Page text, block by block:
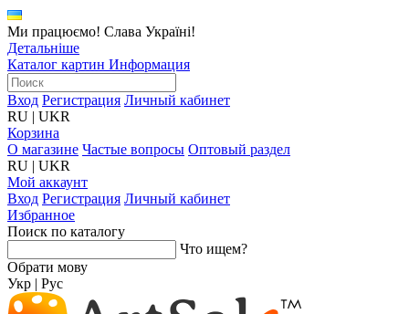
Ми працюємо! Слава Україні!
Детальніше
Каталог картин Информация
Вход Регистрация Личный кабинет
RU | UKR
Корзина
О магазине Частые вопросы Оптовый раздел
RU | UKR
Мой аккаунт
Вход Регистрация Личный кабинет
Избранное
Поиск по каталогу
Что ищем?
Обрати мову
Укр | Рус